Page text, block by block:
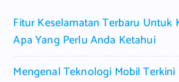
:Fitur Keselamatan Terbaru Untuk
Apa Yang Perlu Anda Ketahui
Mengenal Teknologi Mobil Terkini